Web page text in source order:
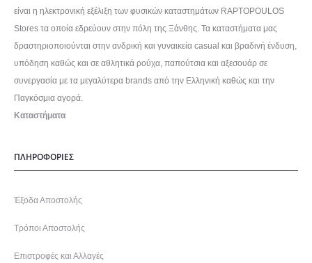
είναι η ηλεκτρονική εξέλιξη των φυσικών καταστημάτων RAPTOPOULOS
Stores τα οποία εδρεύουν στην πόλη της Ξάνθης. Τα καταστήματα μας
δραστηριοποιούνται στην ανδρική και γυναικεία casual και βραδινή ένδυση,
υπόδηση καθώς και σε αθλητικά ρούχα, παπούτσια και αξεσουάρ σε
συνεργασία με τα μεγαλύτερα brands από την Ελληνική καθώς και την
Παγκόσμια αγορά.
Καταστήματα
ΠΛΗΡΟΦΟΡΙΕΣ
Έξοδα Αποστολής
Τρόποι Αποστολής
Επιστροφές και Αλλαγές